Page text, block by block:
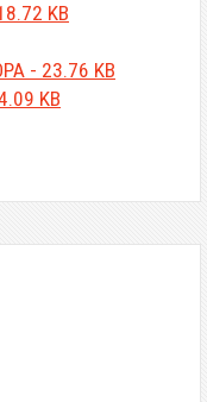
KB
- 23.76 KB
KB